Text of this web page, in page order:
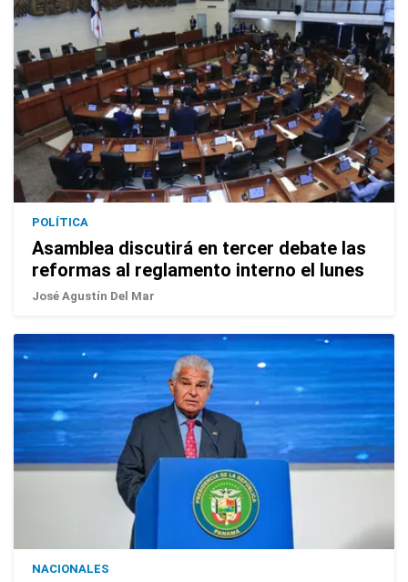
POLÍTICA
Asamblea discutirá en tercer debate las
reformas al reglamento interno el lunes
José Agustín Del Mar
NACIONALES